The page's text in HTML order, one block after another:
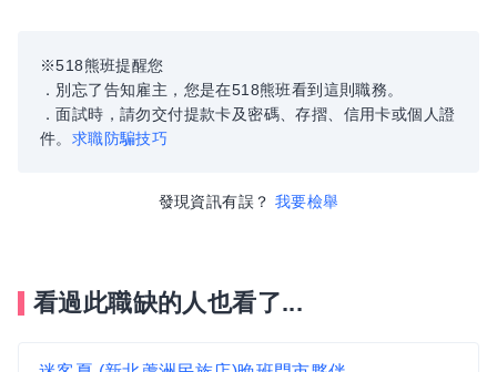
※518熊班提醒您
．別忘了告知雇主，您是在518熊班看到這則職務。
．面試時，請勿交付提款卡及密碼、存摺、信用卡或個人證
件。 求職防騙技巧
發現資訊有誤？ 我要檢舉
看過此職缺的人也看了...